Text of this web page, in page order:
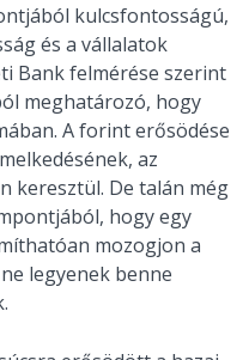
kulcsfontosságú,
és a vállalatok
Bank felmérése szerint
meghatározó, hogy
A forint erősödése
az
keresztül. De talán még
hogy egy
mozogjon a
legyenek benne